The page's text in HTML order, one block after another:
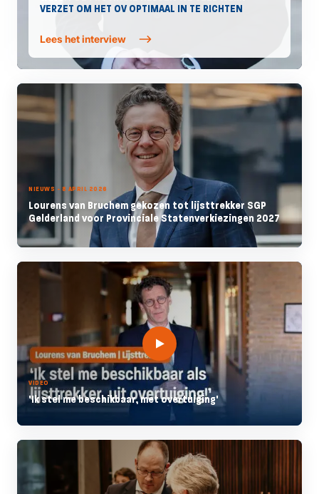
VERZET OM HET OV OPTIMAAL IN TE RICHTEN
Lees het interview
NIEUWS - 8 APRIL 2026
Lourens van Bruchem gekozen tot lijsttrekker SGP
Gelderland voor Provinciale Statenverkiezingen 2027
VIDEO
'Ik stel me beschikbaar, met overtuiging'